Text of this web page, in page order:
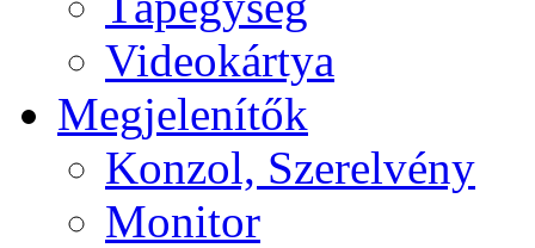
Videokártya
Megjelenítők
Konzol, Szerelvény
Monitor